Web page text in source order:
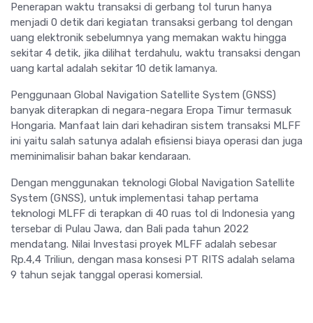
Penerapan waktu transaksi di gerbang tol turun hanya
menjadi 0 detik dari kegiatan transaksi gerbang tol dengan
uang elektronik sebelumnya yang memakan waktu hingga
sekitar 4 detik, jika dilihat terdahulu, waktu transaksi dengan
uang kartal adalah sekitar 10 detik lamanya.
Penggunaan Global Navigation Satellite System (GNSS)
banyak diterapkan di negara-negara Eropa Timur termasuk
Hongaria. Manfaat lain dari kehadiran sistem transaksi MLFF
ini yaitu salah satunya adalah efisiensi biaya operasi dan juga
meminimalisir bahan bakar kendaraan.
Dengan menggunakan teknologi Global Navigation Satellite
System (GNSS), untuk implementasi tahap pertama
teknologi MLFF di terapkan di 40 ruas tol di Indonesia yang
tersebar di Pulau Jawa, dan Bali pada tahun 2022
mendatang. Nilai Investasi proyek MLFF adalah sebesar
Rp.4,4 Triliun, dengan masa konsesi PT RITS adalah selama
9 tahun sejak tanggal operasi komersial.